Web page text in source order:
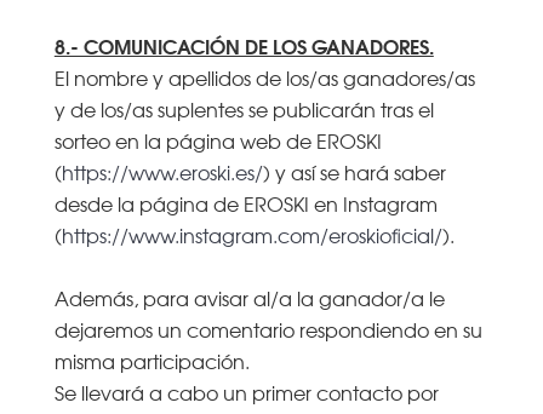
8.- COMUNICACIÓN DE LOS GANADORES.
El nombre y apellidos de los/as ganadores/as
y de los/as suplentes se publicarán tras el
sorteo en la página web de EROSKI
(https://www.eroski.es/) y así se hará saber
desde la página de EROSKI en Instagram
(https://www.instagram.com/eroskioficial/).
Además, para avisar al/a la ganador/a le
dejaremos un comentario respondiendo en su
misma participación.
Se llevará a cabo un primer contacto por